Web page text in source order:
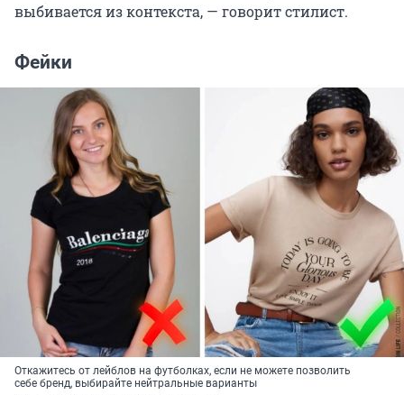
выбивается из контекста, — говорит стилист.
Фейки
Откажитесь от лейблов на футболках, если не можете позволить
себе бренд, выбирайте нейтральные варианты